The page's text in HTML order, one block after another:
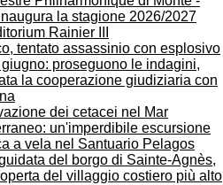
la stagione 2026/2027
Rainier III
tentato assassinio con esplosivo
proseguono le indagini,
la cooperazione giudiziaria con
dei cetacei nel Mar
un'imperdibile escursione
a vela nel Santuario Pelagos
del borgo di Sainte-Agnès,
del villaggio costiero più alto